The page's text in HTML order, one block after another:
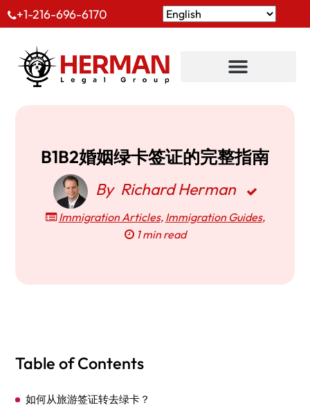
+1-216-696-6170
B1B2婚姻绿卡签证的完整指南
By Richard Herman
Immigration Articles, Immigration Guides,
1 min read
Table of Contents
如何从旅游签证转去绿卡？